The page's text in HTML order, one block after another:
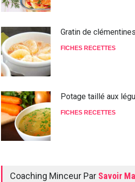
Gratin de clémentines
FICHES RECETTES
Potage taillé aux
FICHES RECETTES
FICHES RECETTES
Coaching Minceur Par Savoir